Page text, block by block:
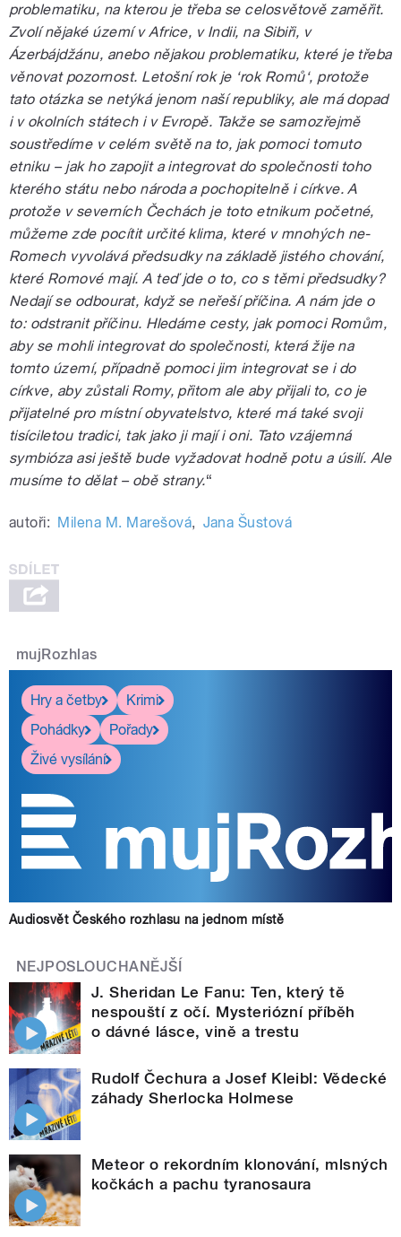
problematiku, na kterou je třeba se celosvětově zaměřit.
Zvolí nějaké území v Africe, v Indii, na Sibiři, v
Ázerbájdžánu, anebo nějakou problematiku, které je třeba
věnovat pozornost. Letošní rok je ‘rok Romů‘, protože
tato otázka se netýká jenom naší republiky, ale má dopad
i v okolních státech i v Evropě. Takže se samozřejmě
soustředíme v celém světě na to, jak pomoci tomuto
etniku – jak ho zapojit a integrovat do společnosti toho
kterého státu nebo národa a pochopitelně i církve. A
protože v severních Čechách je toto etnikum početné,
můžeme zde pocítit určité klima, které v mnohých ne-
Romech vyvolává předsudky na základě jistého chování,
které Romové mají. A teď jde o to, co s těmi předsudky?
Nedají se odbourat, když se neřeší příčina. A nám jde o
to: odstranit příčinu. Hledáme cesty, jak pomoci Romům,
aby se mohli integrovat do společnosti, která žije na
tomto území, případně pomoci jim integrovat se i do
církve, aby zůstali Romy, přitom ale aby přijali to, co je
přijatelné pro místní obyvatelstvo, které má také svoji
tisíciletou tradici, tak jako ji mají i oni. Tato vzájemná
symbióza asi ještě bude vyžadovat hodně potu a úsilí. Ale
musíme to dělat – obě strany.“
autoři: Milena M. Marešová, Jana Šustová
mujRozhlas
Hry a četby
Krimi
Pohádky
Pořady
Živé vysílání
Audiosvět Českého rozhlasu na jednom místě
NEJPOSLOUCHANĚJŠÍ
J. Sheridan Le Fanu: Ten, který tě
nespouští z očí. Mysteriózní příběh
o dávné lásce, vině a trestu
Rudolf Čechura a Josef Kleibl: Vědecké
záhady Sherlocka Holmese
Meteor o rekordním klonování, mlsných
kočkách a pachu tyranosaura